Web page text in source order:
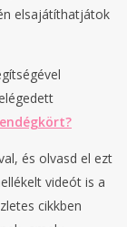
elsajátíthatjátok
és olvasd el ezt
videót is a
cikkben